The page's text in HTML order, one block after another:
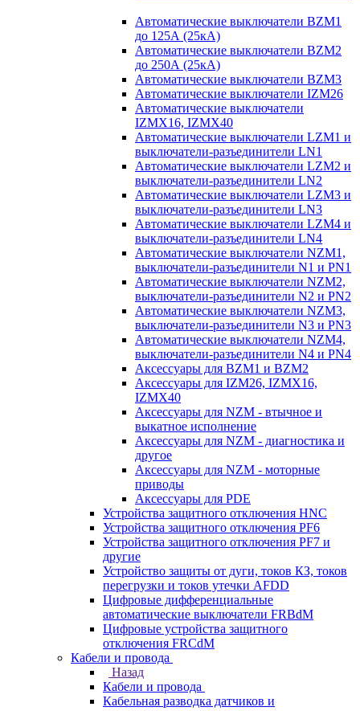
Автоматические выключатели BZM1
до 125А (25кА)
Автоматические выключатели BZM2
до 250А (25кА)
Автоматические выключатели BZM3
Автоматические выключатели IZM26
Автоматические выключатели
IZMX16, IZMX40
Автоматические выключатели LZM1 и
выключатели-разъединители LN1
Автоматические выключатели LZM2 и
выключатели-разъединители LN2
Автоматические выключатели LZM3 и
выключатели-разъединители LN3
Автоматические выключатели LZM4 и
выключатели-разъединители LN4
Автоматические выключатели NZM1,
выключатели-разъединители N1 и PN1
Автоматические выключатели NZM2,
выключатели-разъединители N2 и PN2
Автоматические выключатели NZM3,
выключатели-разъединители N3 и PN3
Автоматические выключатели NZM4,
выключатели-разъединители N4 и PN4
Аксессуары для BZM1 и BZM2
Аксессуары для IZM26, IZMX16,
IZMX40
Аксессуары для NZM - втычное и
выкатное исполнение
Аксессуары для NZM - диагностика и
другое
Аксессуары для NZM - моторные
приводы
Аксессуары для PDE
Устройства защитного отключения HNC
Устройства защитного отключения PF6
Устройства защитного отключения PF7 и
другие
Устройство защиты от дуги, токов КЗ, токов
перегрузки и токов утечки AFDD
Цифровые дифференциальные
автоматические выключатели FRBdM
Цифровые устройства защитного
отключения FRCdM
Кабели и провода
Назад
Кабели и провода
Кабельная разводка датчиков и